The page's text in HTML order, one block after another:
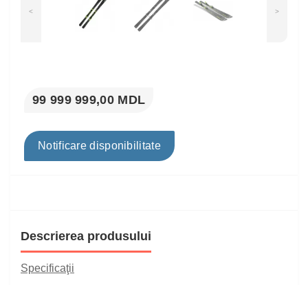
< >
99 999 999,00 MDL
Notificare disponibilitate
Descrierea produsului
Specificaţii